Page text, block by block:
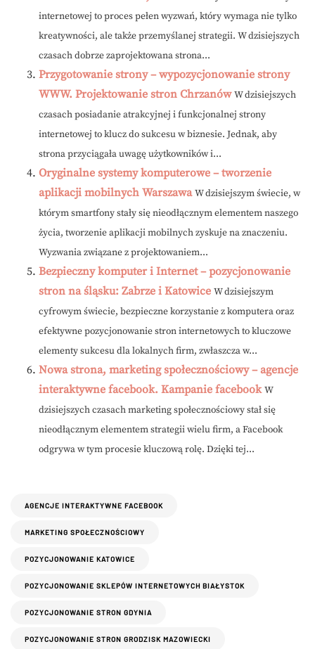
internetowej to proces pełen wyzwań, który wymaga nie tylko
kreatywności, ale także przemyślanej strategii. W dzisiejszych
czasach dobrze zaprojektowana strona...
Przygotowanie strony – wypozycjonowanie strony
WWW. Projektowanie stron Chrzanów W dzisiejszych
czasach posiadanie atrakcyjnej i funkcjonalnej strony
internetowej to klucz do sukcesu w biznesie. Jednak, aby
strona przyciągała uwagę użytkowników i...
Oryginalne systemy komputerowe – tworzenie
aplikacji mobilnych Warszawa W dzisiejszym świecie, w
którym smartfony stały się nieodłącznym elementem naszego
życia, tworzenie aplikacji mobilnych zyskuje na znaczeniu.
Wyzwania związane z projektowaniem...
Bezpieczny komputer i Internet – pozycjonowanie
stron na śląsku: Zabrze i Katowice W dzisiejszym
cyfrowym świecie, bezpieczne korzystanie z komputera oraz
efektywne pozycjonowanie stron internetowych to kluczowe
elementy sukcesu dla lokalnych firm, zwłaszcza w...
Nowa strona, marketing społecznościowy – agencje
interaktywne facebook. Kampanie facebook W
dzisiejszych czasach marketing społecznościowy stał się
nieodłącznym elementem strategii wielu firm, a Facebook
odgrywa w tym procesie kluczową rolę. Dzięki tej...
AGENCJE INTERAKTYWNE FACEBOOK
MARKETING SPOŁECZNOŚCIOWY
POZYCJONOWANIE KATOWICE
POZYCJONOWANIE SKLEPÓW INTERNETOWYCH BIAŁYSTOK
POZYCJONOWANIE STRON GDYNIA
POZYCJONOWANIE STRON GRODZISK MAZOWIECKI